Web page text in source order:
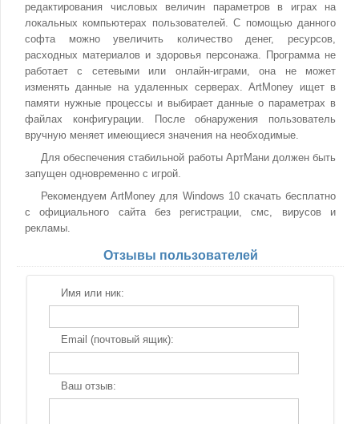
редактирования числовых величин параметров в играх на
локальных компьютерах пользователей. С помощью данного
софта можно увеличить количество денег, ресурсов,
расходных материалов и здоровья персонажа. Программа не
работает с сетевыми или онлайн-играми, она не может
изменять данные на удаленных серверах. ArtMoney ищет в
памяти нужные процессы и выбирает данные о параметрах в
файлах конфигурации. После обнаружения пользователь
вручную меняет имеющиеся значения на необходимые.
Для обеспечения стабильной работы АртМани должен быть
запущен одновременно с игрой.
Рекомендуем ArtMoney для Windows 10 скачать бесплатно
с официального сайта без регистрации, смс, вирусов и
рекламы.
Отзывы пользователей
Имя или ник:
Email (почтовый ящик):
Ваш отзыв: